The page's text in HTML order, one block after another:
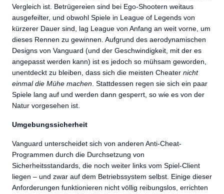
Vergleich ist. Betrügereien sind bei Ego-Shootern weitaus
ausgefeilter, und obwohl Spiele in League of Legends von
kürzerer Dauer sind, lag League von Anfang an weit vorne, um
dieses Rennen zu gewinnen. Aufgrund des aerodynamischen
Designs von Vanguard (und der Geschwindigkeit, mit der es
angepasst werden kann) ist es jedoch so mühsam geworden,
unentdeckt zu bleiben, dass sich die meisten Cheater nicht
einmal die Mühe machen. Stattdessen regen sie sich ein paar
Spiele lang auf und werden dann gesperrt, so wie es von der
Natur vorgesehen ist.
Umgebungssicherheit
Vanguard unterscheidet sich von anderen Anti-Cheat-
Programmen durch die Durchsetzung von
Sicherheitsstandards, die noch weiter links vom Spiel-Client
liegen – und zwar auf dem Betriebssystem selbst. Einige dieser
Anforderungen funktionieren nicht völlig reibungslos, errichten